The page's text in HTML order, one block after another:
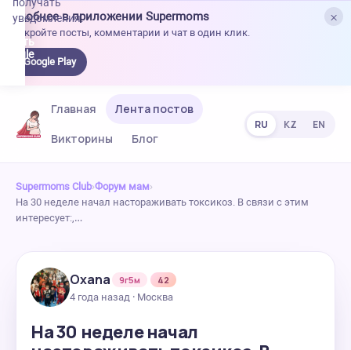
×
Удобнее в приложении Supermoms
Откройте посты, комментарии и чат в один клик.
Google Play
уведомления.
Главная
Лента постов
Викторины
Блог
RU KZ EN
Supermoms Club›Форум мам›
На 30 неделе начал настораживать токсикоз. В связи с этим
интересует:,…
Oxana 9г5м
42
4 года назад · Москва
На 30 неделе начал